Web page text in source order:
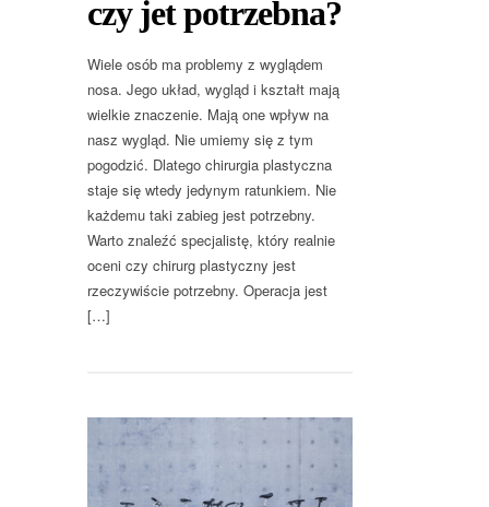
czy jet potrzebna?
Wiele osób ma problemy z wyglądem
nosa. Jego układ, wygląd i kształt mają
wielkie znaczenie. Mają one wpływ na
nasz wygląd. Nie umiemy się z tym
pogodzić. Dlatego chirurgia plastyczna
staje się wtedy jedynym ratunkiem. Nie
każdemu taki zabieg jest potrzebny.
Warto znaleźć specjalistę, który realnie
oceni czy chirurg plastyczny jest
rzeczywiście potrzebny. Operacja jest
[…]